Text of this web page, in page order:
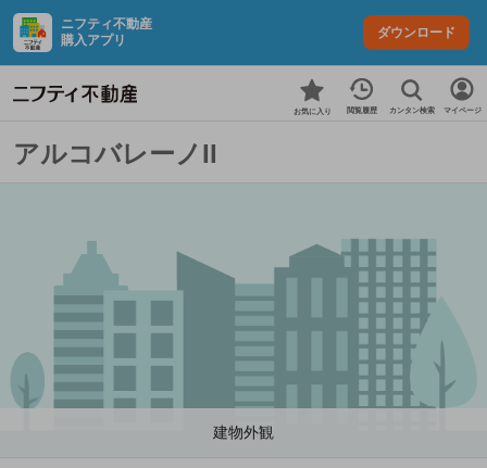
ニフティ不動産
購入アプリ
ダウンロード
お気に入り 閲覧履歴 カンタン検索 マイページ
アルコバレーノII
建物外観